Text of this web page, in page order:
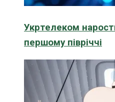
Укртелеком
першому півріччі